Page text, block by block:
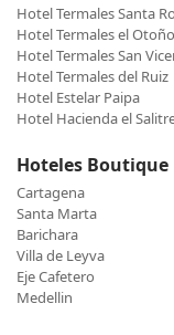
Hotel Termales Santa
Hotel Termales el Otoño
Hotel Termales San
Hotel Termales del Ruiz
Hotel Estelar Paipa
Hotel Hacienda el
Hoteles Boutique
Cartagena
Santa Marta
Barichara
Villa de Leyva
Eje Cafetero
Medellin